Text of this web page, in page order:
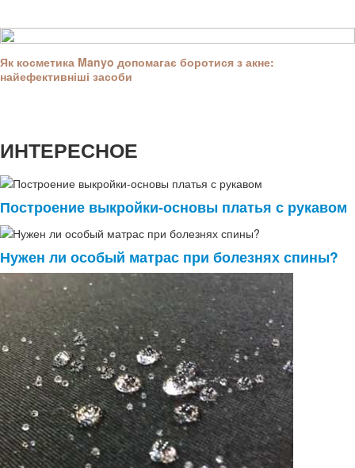
Як косметика Manyo допомагає боротися з акне:
найефективніші засоби
ИНТЕРЕСНОЕ
Построение выкройки-основы платья с рукавом
Нужен ли особый матрас при болезнях спины?